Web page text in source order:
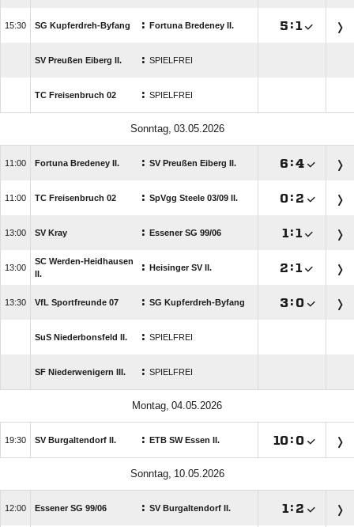
 SG Kupferdreh-Byfang : Fortuna Bredeney II.  :
SV Preußen Eiberg II. : SPIELFREI
TC Freisenbruch 02 : SPIELFREI
 
 Fortuna Bredeney II. : SV Preußen Eiberg II.  :
 TC Freisenbruch 02 : SpVgg Steele 03/​09 II. : 
 SV Kray : Essener SG 99/​06  :

SC Werden-Heidhausen
II.
: Heisinger SV II.  :
 VfL Sportfreunde 07 : SG Kupferdreh-Byfang : 
SuS Niederbonsfeld II. : SPIELFREI
SF Niederwenigern III. : SPIELFREI
 
 SV Burgaltendorf II. : ETB SW Essen II. : 
 
 Essener SG 99/​06 : SV Burgaltendorf II.  : 